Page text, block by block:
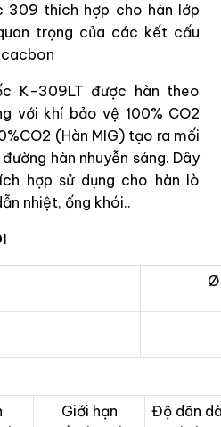
309 thích hợp cho hàn lớp
trọng của các kết cấu
K-309LT được hàn theo
với khí bảo vệ 100% CO2
(Hàn MIG) tạo ra mối
hàn nhuyễn sáng. Dây
hợp sử dụng cho hàn lò
nhiệt, ống khói..
Ø
Giới hạn
Độ dãn